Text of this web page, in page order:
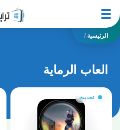
الرئيسية /
العاب الرماية
تحديث